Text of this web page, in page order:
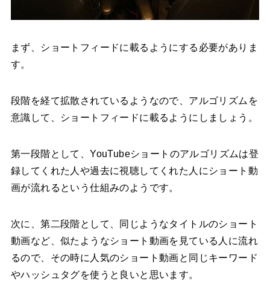
まず、ショートフィードに載るようにする必要がありま
す。
段階を経て拡散されているようなので、アルゴリズムを
意識して、ショートフィードに載るようにしましょう。
第一段階として、YouTubeショートのアルゴリズムは登
録してくれた人や過去に視聴してくれた人にショート動
画が流れるという仕組みのようです。
次に、第二段階として、同じようなタイトルのショート
動画など、似たようなショート動画を見ている人に流れ
るので、その時に人気のショート動画と同じキーワード
やハッシュタグを使うと良いと思います。